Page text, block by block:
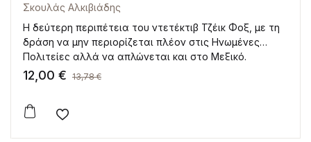
Σκουλάς Αλκιβιάδης
Η δεύτερη περιπέτεια του ντετέκτιβ Τζέικ Φοξ, με τη
δράση να μην περιορίζεται πλέον στις Ηνωμένες
Πολιτείες αλλά να απλώνεται και στο Μεξικό.
12,00 € 13,78€
Add to wishlist